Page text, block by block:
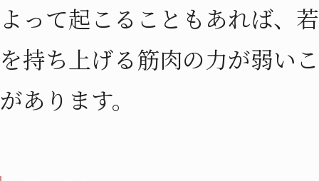
よって起こることもあれば、
を持ち上げる筋肉の力が弱い
があります。